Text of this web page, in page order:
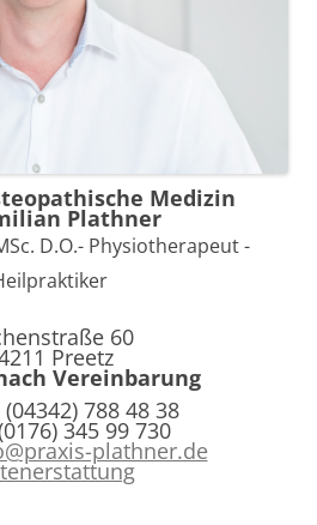
Medizin
Plathner
D.O.- Physiotherapeut -
60
Preetz
Vereinbarung
788 48 38
345 99 730
plathner.de